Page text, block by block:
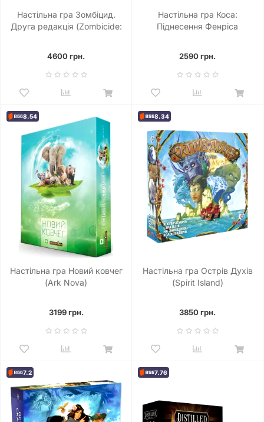
Настільна гра Зомбіцид.
Друга редакція (Zombicide:
4600 грн.
Настільна гра Коса:
Піднесення Фенріса
2590 грн.
8.54
Настільна гра Новий ковчег
(Ark Nova)
3199 грн.
8.34
Настільна гра Острів Духів
(Spirit Island)
3850 грн.
7.2 7.76